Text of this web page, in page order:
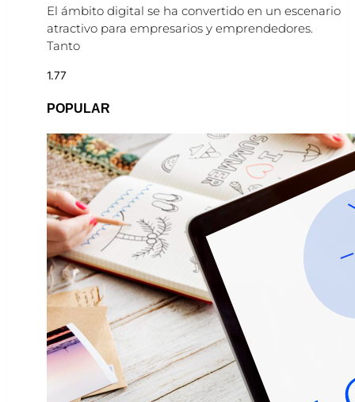
El ámbito digital se ha convertido en un escenario
atractivo para empresarios y emprendedores.
Tanto
POPULAR